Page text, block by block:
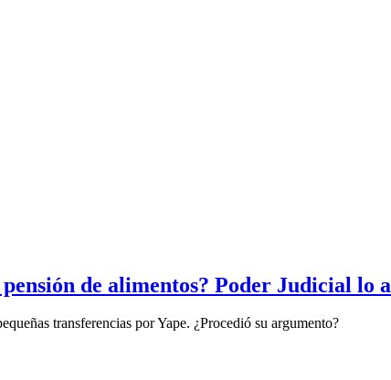
de alimentos? Poder Judicial lo
transferencias por Yape. ¿Procedió su argumento?